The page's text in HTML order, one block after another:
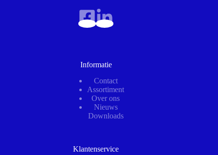
Informatie
Contact
Assortiment
Over ons
Nieuws
Downloads
Klantenservice